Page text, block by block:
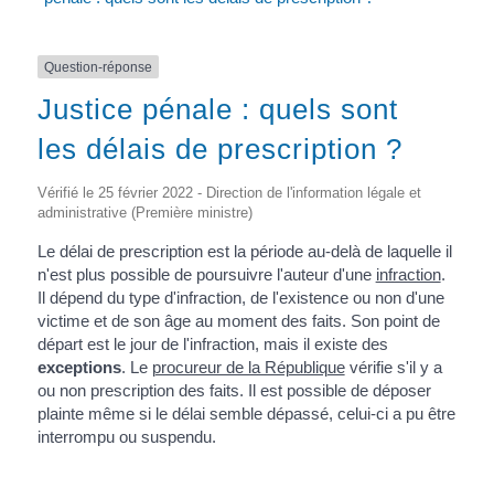
Question-réponse
Justice pénale : quels sont
les délais de prescription ?
Vérifié le 25 février 2022 - Direction de l'information légale et
administrative (Première ministre)
Le délai de prescription est la période au-delà de laquelle il
n'est plus possible de poursuivre l'auteur d'une infraction.
Il dépend du type d'infraction, de l'existence ou non d'une
victime et de son âge au moment des faits. Son point de
départ est le jour de l'infraction, mais il existe des
exceptions. Le procureur de la Républiquevérifie s'il y a
ou non prescription des faits. Il est possible de déposer
plainte même si le délai semble dépassé, celui-ci a pu être
interrompu ou suspendu.